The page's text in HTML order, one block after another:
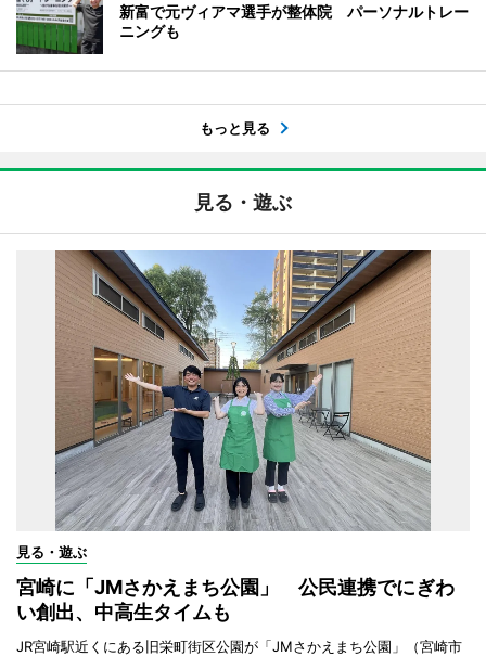
新富で元ヴィアマ選手が整体院 パーソナルトレー
ニングも
もっと見る
見る・遊ぶ
見る・遊ぶ
宮崎に「JMさかえまち公園」 公民連携でにぎわ
い創出、中高生タイムも
JR宮崎駅近くにある旧栄町街区公園が「JMさかえまち公園」（宮崎市